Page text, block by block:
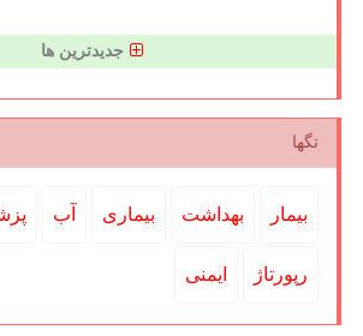
جدیدترین ها
تگها
بیمار بهداشت بیماری آب
رپورتاژ ایمنی